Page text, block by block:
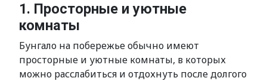
1. Просторные и уютные
комнаты
Бунгало на побережье обычно имеют
просторные и уютные комнаты, в которых
можно расслабиться и отдохнуть после долгого